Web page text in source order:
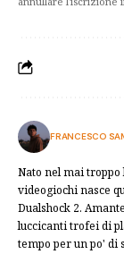
FRANCESCO
Nato nel mai troppo
videogiochi nasce
Dualshock 2.
luccicanti trofei di
tempo per un po' di